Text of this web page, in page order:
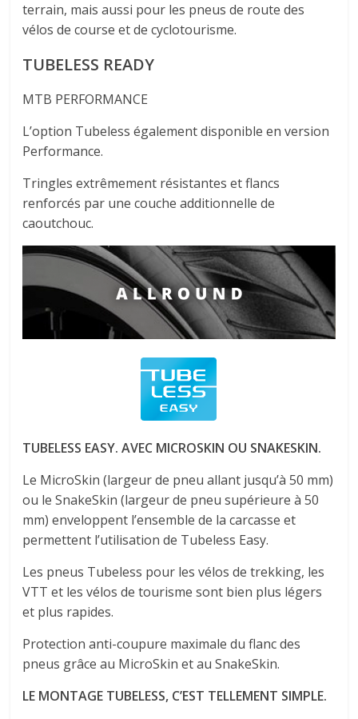
terrain, mais aussi pour les pneus de route des
vélos de course et de cyclotourisme.
TUBELESS READY
MTB PERFORMANCE
L’option Tubeless également disponible en version
Performance.
Tringles extrêmement résistantes et flancs
renforcés par une couche additionnelle de
caoutchouc.
TUBELESS EASY. AVEC MICROSKIN OU SNAKESKIN.
Le MicroSkin (largeur de pneu allant jusqu’à 50 mm)
ou le SnakeSkin (largeur de pneu supérieure à 50
mm) enveloppent l’ensemble de la carcasse et
permettent l’utilisation de Tubeless Easy.
Les pneus Tubeless pour les vélos de trekking, les
VTT et les vélos de tourisme sont bien plus légers
et plus rapides.
Protection anti-coupure maximale du flanc des
pneus grâce au MicroSkin et au SnakeSkin.
LE MONTAGE TUBELESS, C’EST TELLEMENT SIMPLE.